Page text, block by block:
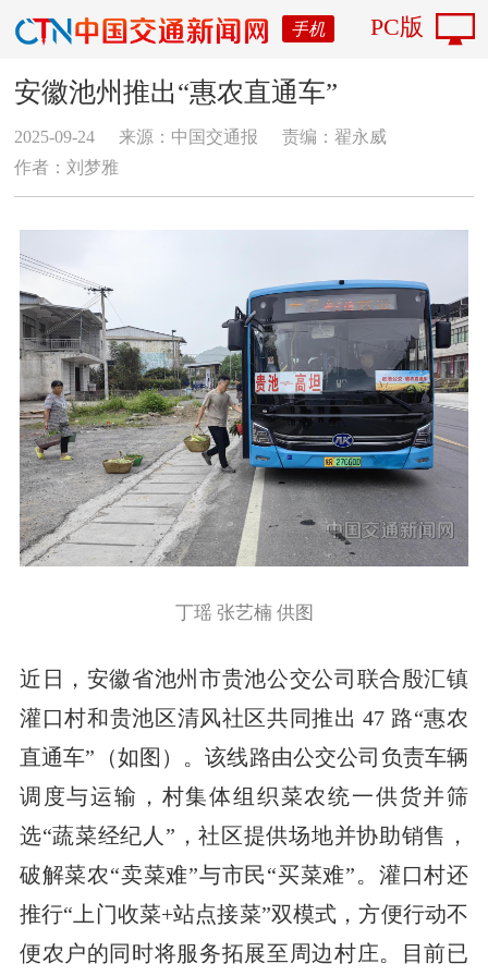
手机 PC版
安徽池州推出“惠农直通车”
2025-09-24 来源：中国交通报
责编：翟永威
作者：刘梦雅
丁瑶 张艺楠 供图
近日，安徽省池州市贵池公交公司联合殷汇镇
灌口村和贵池区清风社区共同推出 47 路“惠农
直通车”（如图）。该线路由公交公司负责车辆
调度与运输，村集体组织菜农统一供货并筛
选“蔬菜经纪人”，社区提供场地并协助销售，
破解菜农“卖菜难”与市民“买菜难”。灌口村还
推行“上门收菜+站点接菜”双模式，方便行动不
便农户的同时将服务拓展至周边村庄。目前已